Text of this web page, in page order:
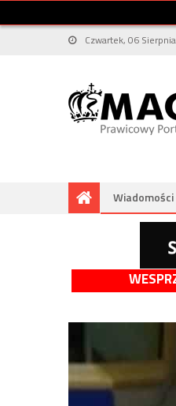
Czwartek, 06
Wiadomości